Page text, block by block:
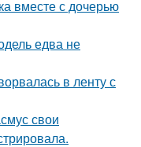
вместе с дочерью
едва не
в ленту с
свои